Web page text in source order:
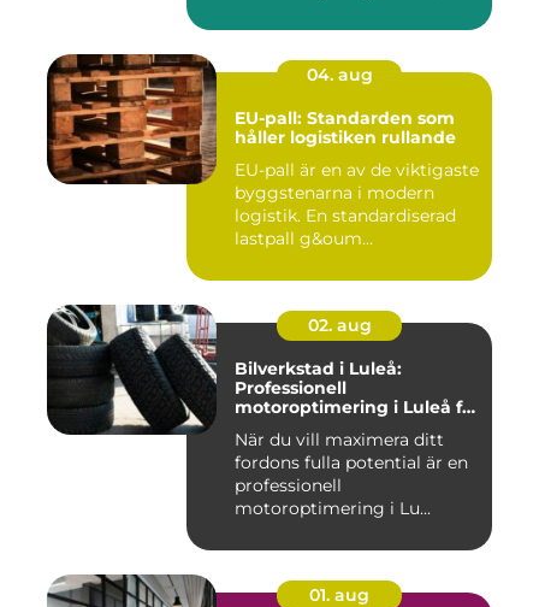
04. aug
EU-pall: Standarden som
håller logistiken rullande
EU-pall är en av de viktigaste
byggstenarna i modern
logistik. En standardiserad
lastpall g&oum...
02. aug
Bilverkstad i Luleå:
Professionell
motoroptimering i Luleå för
När du vill maximera ditt
fordons fulla potential är en
professionell
motoroptimering i Lu...
01. aug